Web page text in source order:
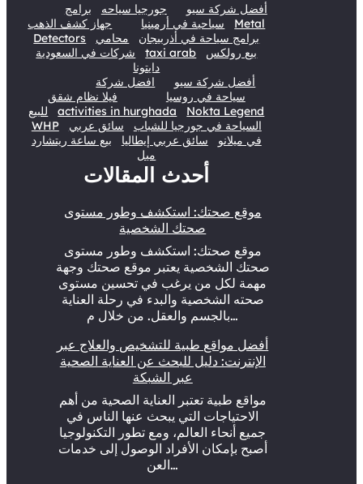
أفضل شركة سيو جورجيا سياحه
برامج
سياحية في أرمينيا
جهاز كشف الذهب
Metal
Detectors
برامج سياحة في أذربيجان
محامي
شركات في السعودية
taxi arab
بيع رولكس
دايتونا
أفضل شركة سيو
افضل شركة
سياحة في روسيا
فيلا نظام شقق
للبيع
activities in hurghada
Nokta Legend
WHP
السياحة في جورجيا للشباب
سائق عربي
في ميلانو
سائق عربي إيطاليا
بيع ساعة ريتشارد
ميل
أحدث المقالات
موقع صحتك: استكشف وطور مستوى
صحتك الشخصية
موقع صحتك: استكشف وطور مستوى
صحتك الشخصية يعتبر موقع صحتك وجهة
مهمة لكل من يرغب في تحسين مستوى
صحته الشخصية والبدء في رحلة العناية
بالجسم والعقل. من خلال م…
أفضل مواقع طبية للتشخيص والعلاج عبر
الإنترنت: دليل للبحث عن العناية الصحية
عبر الشبكة
مواقع طبية تعتبر العناية الصحية من أهم
الاحتياجات التي يبحث عنها الناس في
جميع أنحاء العالم، ومع تطور التكنولوجيا
أصبح بإمكان الأفراد الوصول إلى خدمات
العن…